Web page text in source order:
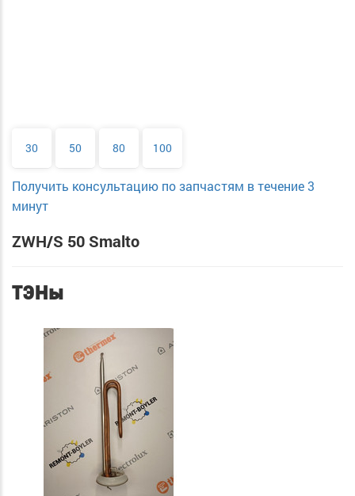
30 50 80 100
Получить консультацию по запчастям в течение 3
минут
ZWH/S 50 Smalto
ТЭНы